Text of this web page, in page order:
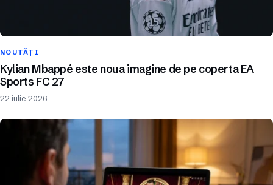
NOUTĂȚI
Kylian Mbappé este noua imagine de pe coperta EA
Sports FC 27
22 iulie 2026